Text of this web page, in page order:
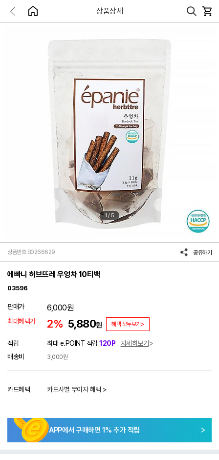
상품상세
1 / 5
상품번호 B0266629 공유하기
에빠니 허브뜨레 우엉차 10티백
03596
판매가 6,000원
최대혜택가 2% 5,880원 혜택 모두보기>
적립 최대 e.POINT 적립 120P
자세히보기
배송비
3,000원
카드혜택 카드사별 무이자 혜택 >
APP에서 구매하면 1% 추가 적립